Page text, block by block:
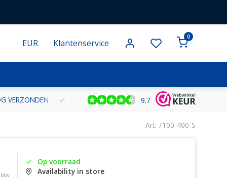
EUR Klantenservice
0
VERZONDEN GRATIS VERZENDING VANAF € 100 BINNEN
9.7
Art: 7100-400-S
btw
Op voorraad
Availability in store